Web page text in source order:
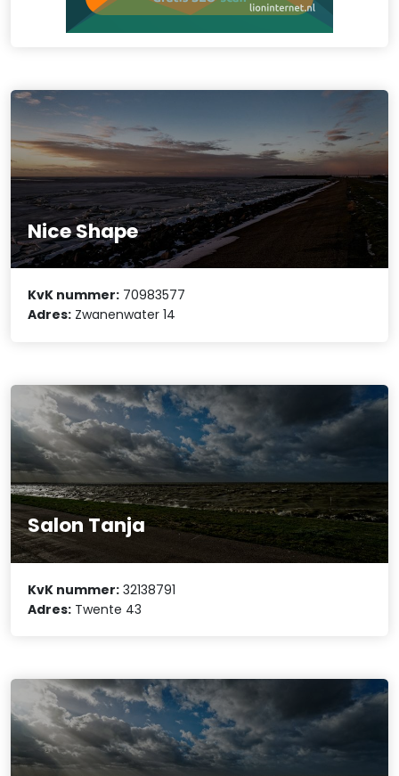
Nice Shape
KvK nummer: 70983577
Adres: Zwanenwater 14
Salon Tanja
KvK nummer: 32138791
Adres: Twente 43